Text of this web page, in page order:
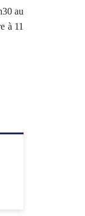
au
à 11